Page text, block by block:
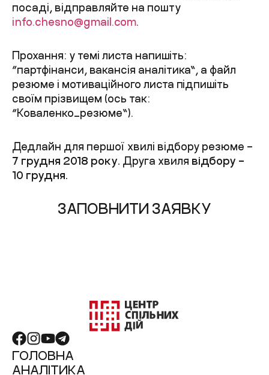
посаді, відправляйте на пошту
info.chesno@gmail.com.
Прохання: у темі листа напишіть:
“партфінанси, вакансія аналітика”, а файл
резюме і мотиваційного листа підпишіть
своїм прізвищем (ось так:
“Коваленко_резюме”).
Дедлайн для першої хвилі відбору резюме –
7 грудня 2018 року. Друга хвиля відбору –
10 грудня.
ЗАПОВНИТИ ЗАЯВКУ
ГОЛОВНА
АНАЛІТИКА